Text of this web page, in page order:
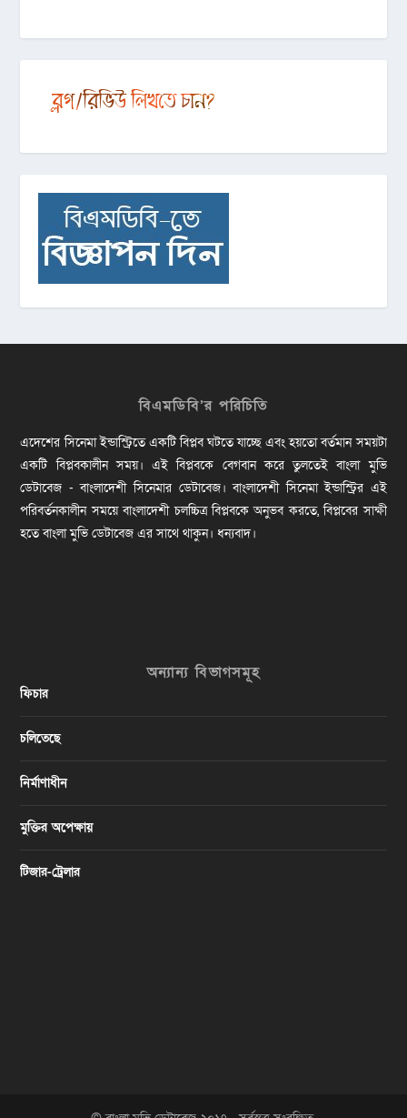
বিএমডিবি’র পরিচিতি
এদেশের সিনেমা ইন্ডাস্ট্রিতে একটি বিপ্লব ঘটতে যাচ্ছে এবং হয়তো বর্তমান সময়টা
একটি বিপ্লবকালীন সময়। এই বিপ্লবকে বেগবান করে তুলতেই বাংলা মুভি
ডেটাবেজ - বাংলাদেশী সিনেমার ডেটাবেজ। বাংলাদেশী সিনেমা ইন্ডাস্ট্রির এই
পরিবর্তনকালীন সময়ে বাংলাদেশী চলচ্চিত্র বিপ্লবকে অনুভব করতে, বিপ্লবের সাক্ষী
হতে বাংলা মুভি ডেটাবেজ এর সাথে থাকুন। ধন্যবাদ।
অন্যান্য বিভাগসমূহ
ফিচার
চলিতেছে
নির্মাণাধীন
মুক্তির অপেক্ষায়
টিজার-ট্রেলার